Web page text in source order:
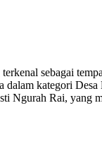
sebagai
dalam kategori
Ngurah Rai, yang